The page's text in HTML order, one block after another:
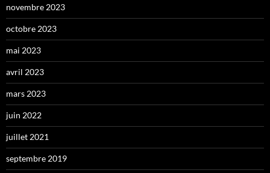
novembre 2023
octobre 2023
mai 2023
avril 2023
mars 2023
juin 2022
juillet 2021
septembre 2019